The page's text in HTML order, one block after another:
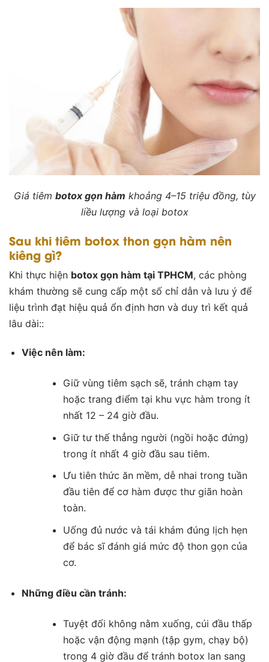
Giá tiêm botox gọn hàm khoảng 4–15 triệu đồng, tùy
liều lượng và loại botox
Sau khi tiêm botox thon gọn hàm nên
kiêng gì?
Khi thực hiện botox gọn hàm tại TPHCM, các phòng
khám thường sẽ cung cấp một số chỉ dẫn và lưu ý để
liệu trình đạt hiệu quả ổn định hơn và duy trì kết quả
lâu dài::
Việc nên làm:
Giữ vùng tiêm sạch sẽ, tránh chạm tay
hoặc trang điểm tại khu vực hàm trong ít
nhất 12 – 24 giờ đầu.
Giữ tư thế thẳng người (ngồi hoặc đứng)
trong ít nhất 4 giờ đầu sau tiêm.
Ưu tiên thức ăn mềm, dễ nhai trong tuần
đầu tiên để cơ hàm được thư giãn hoàn
toàn.
Uống đủ nước và tái khám đúng lịch hẹn
để bác sĩ đánh giá mức độ thon gọn của
cơ.
Những điều cần tránh:
Tuyệt đối không nằm xuống, cúi đầu thấp
hoặc vận động mạnh (tập gym, chạy bộ)
trong 4 giờ đầu để tránh botox lan sang